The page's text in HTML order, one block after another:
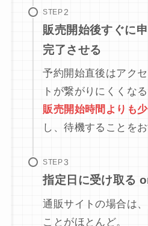
STEP
販売開始後すぐに
完了させる
予約開始直後はアク
トが繋がりにくくな
販売開始時間よりも
し、待機することを
STEP
指定日に受け取る
通販サイトの場合は
ことがほとんど。